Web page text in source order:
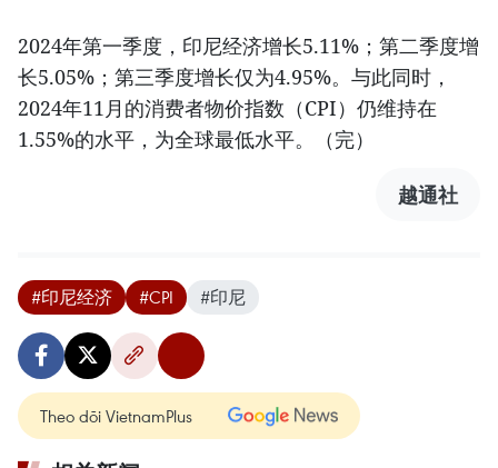
2024年第一季度，印尼经济增长5.11%；第二季度增
长5.05%；第三季度增长仅为4.95%。与此同时，
2024年11月的消费者物价指数（CPI）仍维持在
1.55%的水平，为全球最低水平。（完）
越通社
#印尼经济 #CPI #印尼
Theo dõi VietnamPlus